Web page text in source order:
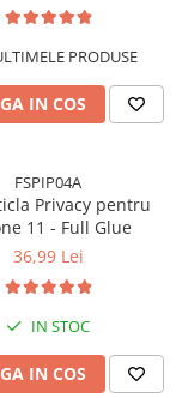
PRODUSE
IN COS
FSPIP04A
Privacy pentru
11 - Full Glue
36,99 Lei
IN STOC
IN COS